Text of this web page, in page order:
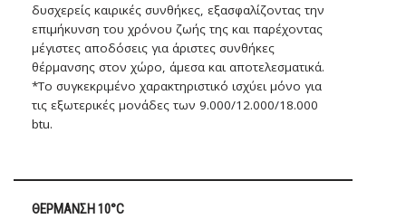
δυσχερείς καιρικές συνθήκες, εξασφαλίζοντας την
επιμήκυνση του χρόνου ζωής της και παρέχοντας
μέγιστες αποδόσεις για άριστες συνθήκες
θέρμανσης στον χώρο, άμεσα και αποτελεσματικά.
*Το συγκεκριμένο χαρακτηριστικό ισχύει μόνο για
τις εξωτερικές μονάδες των 9.000/12.000/18.000
btu.
ΘΈΡΜΑΝΣΗ 10°C